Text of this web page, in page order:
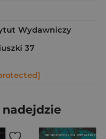
Wydawniczy
37